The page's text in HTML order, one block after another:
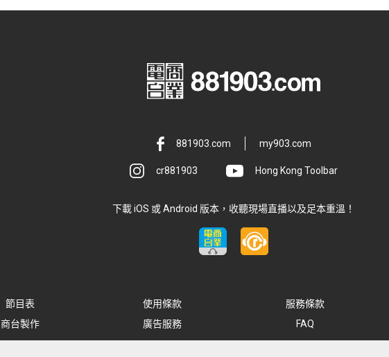
881903.com my903.com
cr881903 Hong Kong Toolbar
下載 iOS 或 Android 版本，收聽現場直播以及足本重溫！
節目表 使用條款
服務條款
商台製作 廣告服務 FAQ